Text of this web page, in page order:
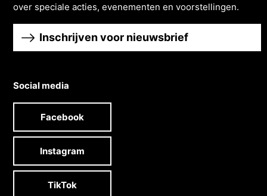
over speciale acties, evenementen en voorstellingen.
Inschrijven voor nieuwsbrief
Social media
Facebook
Instagram
TikTok